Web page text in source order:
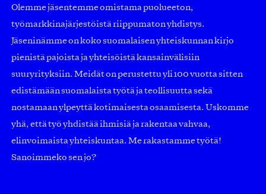
Olemme jäsentemme omistama puolueeton,
työmarkkinajärjestöistä riippumaton yhdistys.
Jäseninämme on koko suomalaisen yhteiskunnan kirjo
pienistä pajoista ja yhteisöistä kansainvälisiin
suuryrityksiin. Meidät on perustettu yli 100 vuotta sitten
edistämään suomalaista työtä ja teollisuutta sekä
nostamaan ylpeyttä kotimaisesta osaamisesta. Uskomme
yhä, että työ yhdistää ihmisiä ja rakentaa vahvaa,
elinvoimaista yhteiskuntaa. Me rakastamme työtä!
Sanoimmeko sen jo?